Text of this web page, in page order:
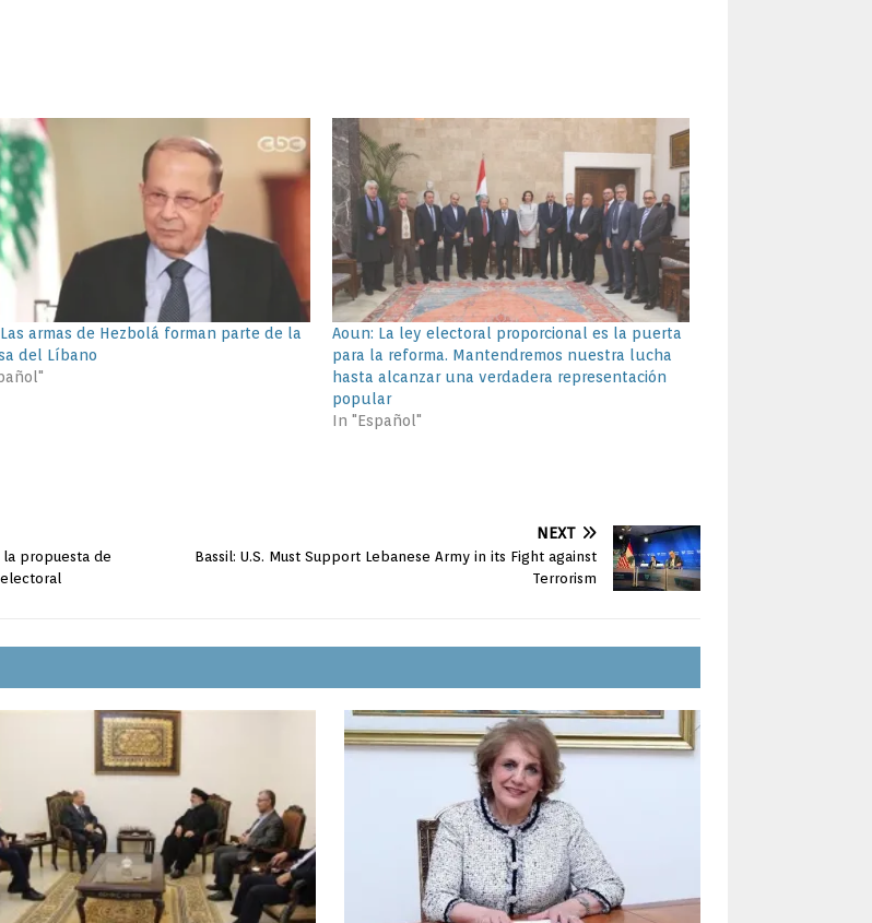
armas de Hezbolá forman parte de la
del Líbano
Aoun: La ley electoral proporcional es la puerta
para la reforma. Mantendremos nuestra lucha
hasta alcanzar una verdadera representación
popular
In "Español"
la propuesta de
NEXT
Bassil: U.S. Must Support Lebanese Army in its Fight against
Terrorism